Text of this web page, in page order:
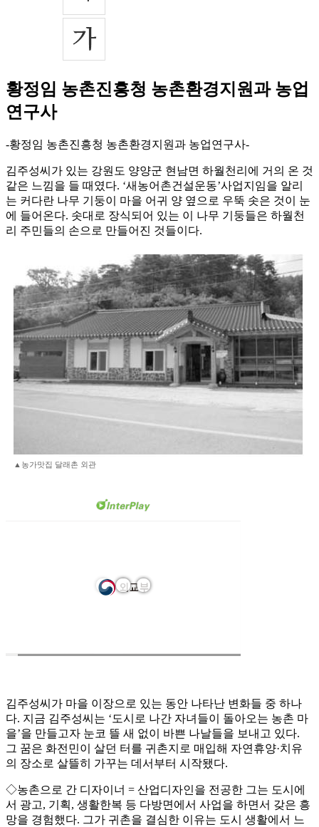
황정임 농촌진흥청 농촌환경지원과 농업
연구사
-황정임 농촌진흥청 농촌환경지원과 농업연구사-
김주성씨가 있는 강원도 양양군 현남면 하월천리에 거의 온 것
같은 느낌을 들 때였다. ‘새농어촌건설운동’사업지임을 알리
는 커다란 나무 기둥이 마을 어귀 양 옆으로 우뚝 솟은 것이 눈
에 들어온다. 솟대로 장식되어 있는 이 나무 기둥들은 하월천
리 주민들의 손으로 만들어진 것들이다.
▲농가맛집 달래촌 외관
김주성씨가 마을 이장으로 있는 동안 나타난 변화들 중 하나
다. 지금 김주성씨는 ‘도시로 나간 자녀들이 돌아오는 농촌 마
을’을 만들고자 눈코 뜰 새 없이 바쁜 나날들을 보내고 있다.
그 꿈은 화전민이 살던 터를 귀촌지로 매입해 자연휴양·치유
의 장소로 살뜰히 가꾸는 데서부터 시작됐다.
◇농촌으로 간 디자이너 = 산업디자인을 전공한 그는 도시에
서 광고, 기획, 생활한복 등 다방면에서 사업을 하면서 갖은 흥
망을 경험했다. 그가 귀촌을 결심한 이유는 도시 생활에서 느